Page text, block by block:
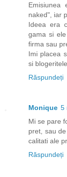
naked", iar
Ideea era
gama si
firma sau
Imi placea
si
Răspundeți
Monique 5
Mi se pare
pret, sau
calitati ale
Răspundeți